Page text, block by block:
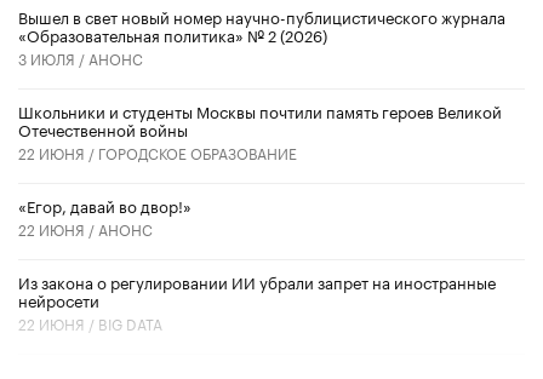
Вышел в свет новый номер научно-публицистического журнала
«Образовательная политика» № 2 (2026)
3 ИЮЛЯ / АНОНС
Школьники и студенты Москвы почтили память героев Великой
Отечественной войны
22 ИЮНЯ / ГОРОДСКОЕ ОБРАЗОВАНИЕ
«Егор, давай во двор!»
22 ИЮНЯ / АНОНС
Из закона о регулировании ИИ убрали запрет на иностранные
нейросети
22 ИЮНЯ / BIG DATA